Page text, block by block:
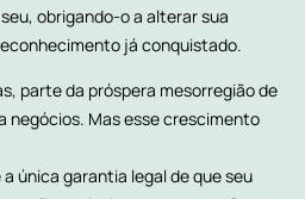
obrigando-o a alterar sua
já conquistado.
parte da próspera mesorregião de
negócios. Mas esse crescimento
única garantia legal de que seu